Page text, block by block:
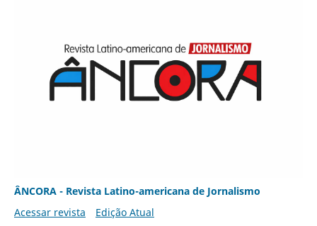
ÂNCORA - Revista Latino-americana de Jornalismo
Acessar revista
Edição Atual